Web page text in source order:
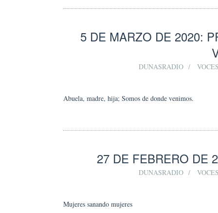
5 DE MARZO DE 2020:
DUNASRADIO
Abuela, madre, hija; Somos de donde venimos.
27 DE FEBRERO DE
DUNASRADIO
Mujeres sanando mujeres